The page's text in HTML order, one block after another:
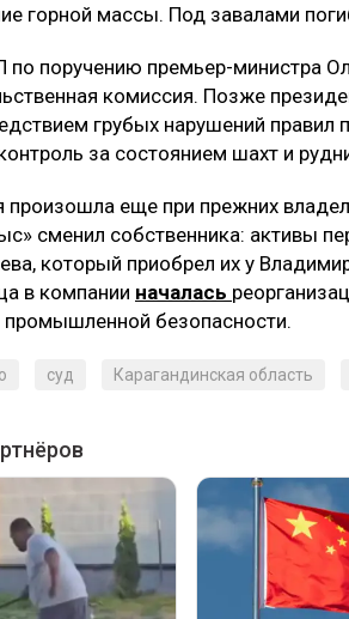
горной массы. Под завалами
по поручению премьер-министра
комиссия. Позже
грубых нарушений
за состоянием шахт и
произошла еще при прежних
сменил собственника: активы
который приобрел их у
в компании началась
безопасности.
суд Карагандинская область